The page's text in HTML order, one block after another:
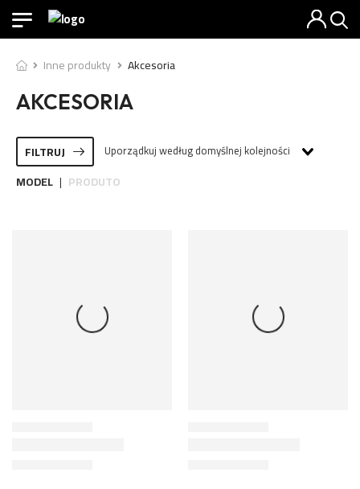
Inne produkty Akcesoria
AKCESORIA
FILTRUJ Uporządkuj według domyślnej kolejności
MODEL | PRODUTO